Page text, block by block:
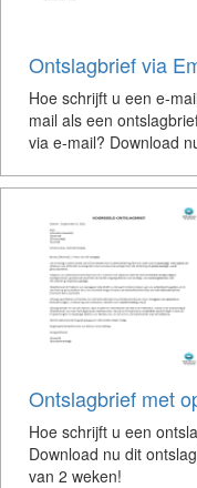
Ontslagbrief via
Hoe schrijft u een e-
mail als een
via e-mail? Download
Ontslagbrief met
Hoe schrijft u een
Download nu dit
van 2 weken!